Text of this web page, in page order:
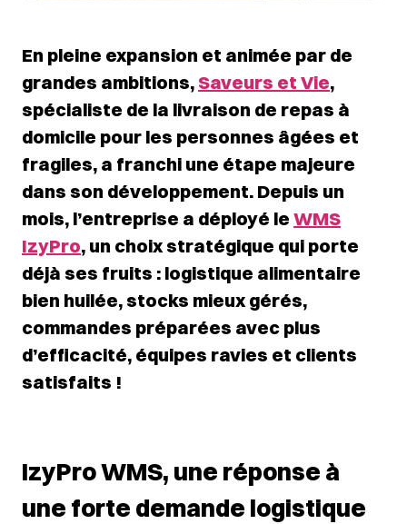
En pleine expansion et animée par de
grandes ambitions, Saveurs et Vie,
spécialiste de la livraison de repas à
domicile pour les personnes âgées et
fragiles, a franchi une étape majeure
dans son développement. Depuis un
mois, l’entreprise a déployé le WMS
IzyPro, un choix stratégique qui porte
déjà ses fruits : logistique alimentaire
bien huilée, stocks mieux gérés,
commandes préparées avec plus
d’efficacité, équipes ravies et clients
satisfaits !
IzyPro WMS, une réponse à
une forte demande logistique